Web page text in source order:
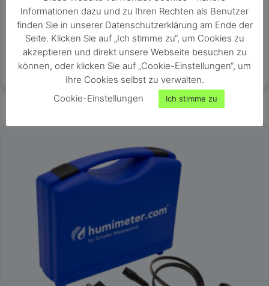
Vorkonfiguriertes Sensorpaket und Zubehör für humimeter
GF2
externe Sensoren jederzeit nachrüstbar
Messung von Gips, Kalkmörtel, Kalkputz, Zellulose,
Schüttung, Dämmstoffe, Kork und div. Holzsorten
Estrich zerstörungsfrei ohne CM Messung möglich
zum Anschluss an das Feuchtemessgerät humimeter GF2
Informationen dazu und zu Ihren Rechten als Benutzer
finden Sie in unserer Datenschutzerklärung am Ende der
Seite. Klicken Sie auf „Ich stimme zu“, um Cookies zu
akzeptieren und direkt unsere Webseite besuchen zu
können, oder klicken Sie auf „Cookie-Einstellungen“, um
Ihre Cookies selbst zu verwalten.
Cookie-Einstellungen
Ich stimme zu